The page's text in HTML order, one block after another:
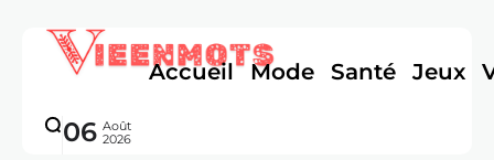
Accueil Mode Santé Jeux
06 Août
2026